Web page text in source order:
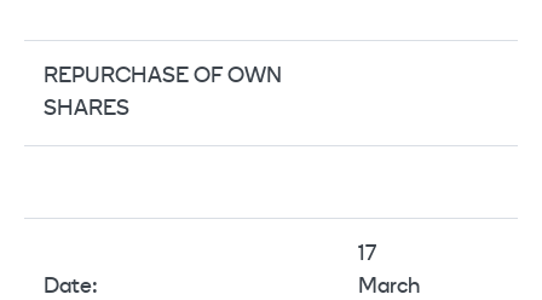
REPURCHASE OF OWN
SHARES
Date:
17
March